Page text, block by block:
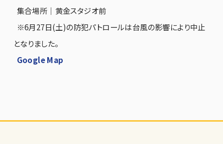
集合場所｜黄金スタジオ前
※6月27日(土)の防犯パトロールは台風の影響により中止
となりました。
Google Map